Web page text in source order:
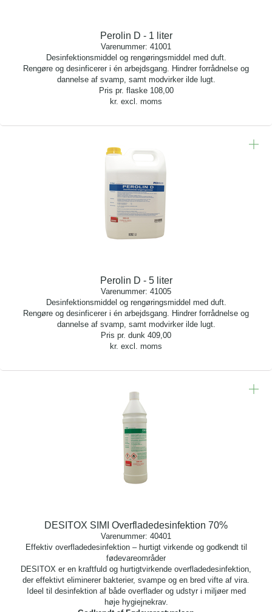
Perolin D - 1 liter
Varenummer: 41001
Desinfektionsmiddel og rengøringsmiddel med duft.
Rengøre og desinficerer i én arbejdsgang. Hindrer forrådnelse og
dannelse af svamp, samt modvirker ilde lugt.
Pris pr. flaske 108,00
kr. excl. moms
Perolin D - 5 liter
Varenummer: 41005
Desinfektionsmiddel og rengøringsmiddel med duft.
Rengøre og desinficerer i én arbejdsgang. Hindrer forrådnelse og
dannelse af svamp, samt modvirker ilde lugt.
Pris pr. dunk 409,00
kr. excl. moms
DESITOX SIMI Overfladedesinfektion 70%
Varenummer: 40401
Effektiv overfladedesinfektion – hurtigt virkende og godkendt til
fødevareområder
DESITOX er en kraftfuld og hurtigtvirkende overfladedesinfektion,
der effektivt eliminerer bakterier, svampe og en bred vifte af vira.
Ideel til desinfektion af både overflader og udstyr i miljøer med
høje hygiejnekrav.